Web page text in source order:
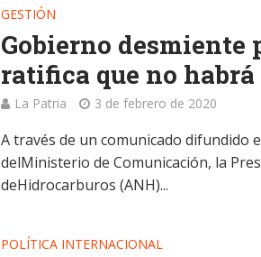
GESTIÓN
Gobierno
ratifica que no habrá
La Patria 3 de febrero de 2020
A través de un comunicado difundido
delMinisterio de Comunicación, la
deHidrocarburos (ANH)...
POLÍTICA INTERNACIONAL